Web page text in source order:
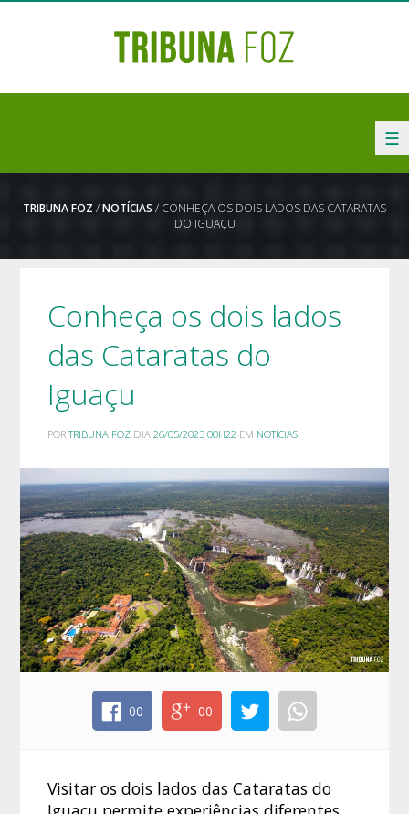
☰
TRIBUNA FOZ /NOTÍCIAS / CONHEÇA OS DOIS LADOS DAS CATARATAS
DO IGUAÇU
Conheça os dois lados
das Cataratas do
Iguaçu
PORTRIBUNA FOZ DIA26/05/2023 00H22 EM NOTÍCIAS
00 00
Visitar os dois lados das Cataratas do